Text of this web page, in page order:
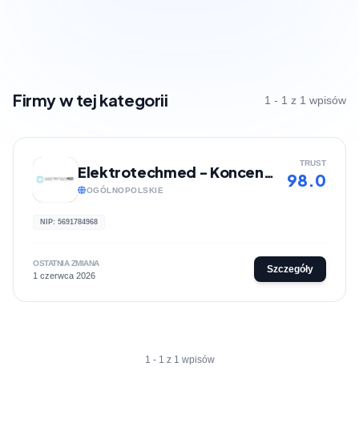
Firmy w tej kategorii 1 - 1 z 1 wpisów
Elektrotechmed - Koncentratory tlenu
OGÓLNOPOLSKIE
TRUST
98.0
NIP: 5691784968
OSTATNIA ZMIANA
1 czerwca 2026
Szczegóły
1 - 1 z 1 wpisów